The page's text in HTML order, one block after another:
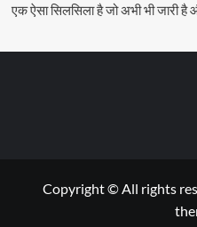
एक ऐसा सिलसिला है जो अभी भी जारी
Copyright © All rights